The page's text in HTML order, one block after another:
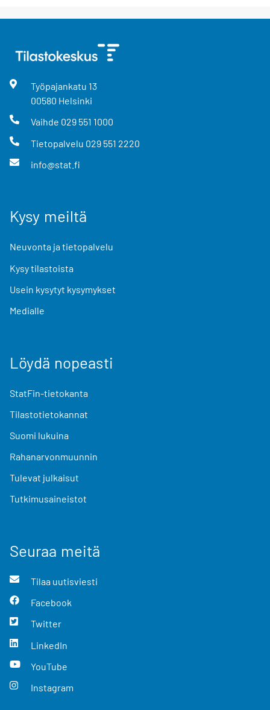
Työpajankatu 13
00580 Helsinki
Vaihde 029 551 1000
Tietopalvelu 029 551 2220
info@stat.fi
Kysy meiltä
Neuvonta ja tietopalvelu
Kysy tilastoista
Usein kysytyt kysymykset
Medialle
Löydä nopeasti
StatFin-tietokanta
Tilastotietokannat
Suomi lukuina
Rahanarvonmuunnin
Tulevat julkaisut
Tutkimusaineistot
Seuraa meitä
Tilaa uutisviesti
Facebook
Twitter
LinkedIn
YouTube
Instagram